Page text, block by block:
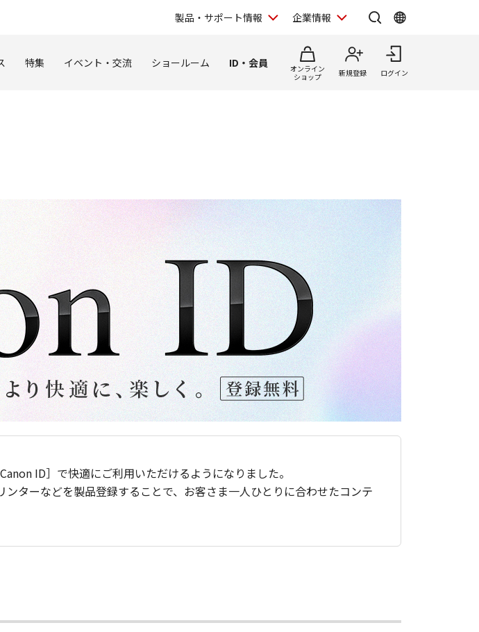
製品・サポート情報 企業情報
特集 イベント・交流 ショールーム ID・会員
オンライン
ショップ
新規登録 ログイン
ID］で快適にご利用いただけるようになりました。
ターなどを製品登録することで、お客さま一人ひとりに合わせたコンテ